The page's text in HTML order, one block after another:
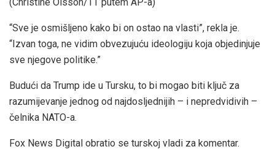
“Sve je osmišljeno kako bi on ostao na vlasti”, rekla je.
“Izvan toga, ne vidim obvezujuću ideologiju koja objedinjuje
sve njegove politike.”
Budući da Trump ide u Tursku, to bi mogao biti ključ za
razumijevanje jednog od najdosljednijih – i nepredvidivih –
čelnika NATO-a.
Fox News Digital obratio se turskoj vladi za komentar.